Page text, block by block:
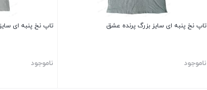
تاپ نخ پنبه ای سایز بزرگ پرنده عشق
ناموجود
تاپ نخ پنبه ای
ناموجود